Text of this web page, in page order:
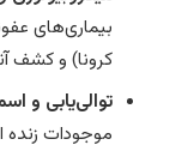
بیماری‌های
کرونا) و کشف
توالی‌یابی و اسمبلی
موجودات زنده از